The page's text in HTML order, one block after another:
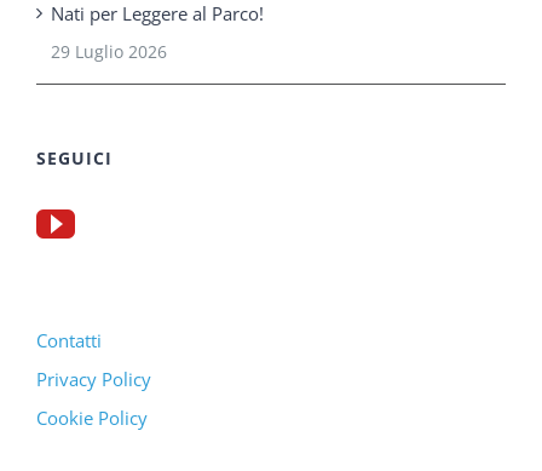
Nati per Leggere al Parco!
29 Luglio 2026
SEGUICI
Contatti
Privacy Policy
Cookie Policy